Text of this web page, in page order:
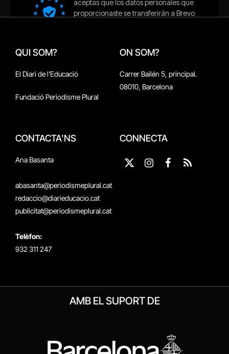
QUI SOM?
El Diari de l'Educació
Fundació Periodisme Plural
ON SOM?
Carrer Bailén 5, principal.
08010, Barcelona
CONTACTA'NS
Ana Basanta
abasanta@periodismeplural.cat
redaccio@diarieducacio.cat
publicitat@periodismeplural.cat
Telèfon:
932 311 247
CONNECTA
X
InstagramFacebook
RSS
AMB EL SUPORT DE